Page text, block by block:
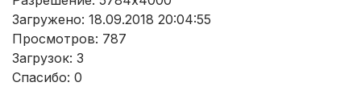
Загружено: 18.09.2018 20:04:55
Просмотров: 787
Загрузок: 3
Спасибо: 0